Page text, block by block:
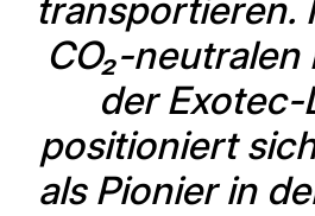
transportieren.
CO₂-neutralen
der
positioniert
als Pionier in